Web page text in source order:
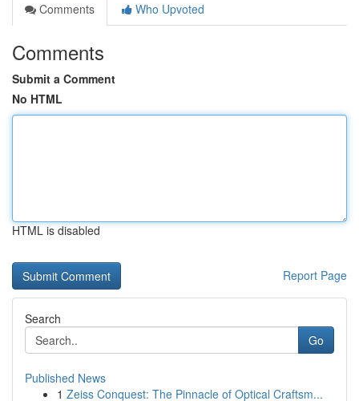
Comments
Who Upvoted
Comments
Submit a Comment
No HTML
HTML is disabled
Report Page
Search
Go
Published News
1 Zeiss Conquest: The Pinnacle of Optical Craftsm...